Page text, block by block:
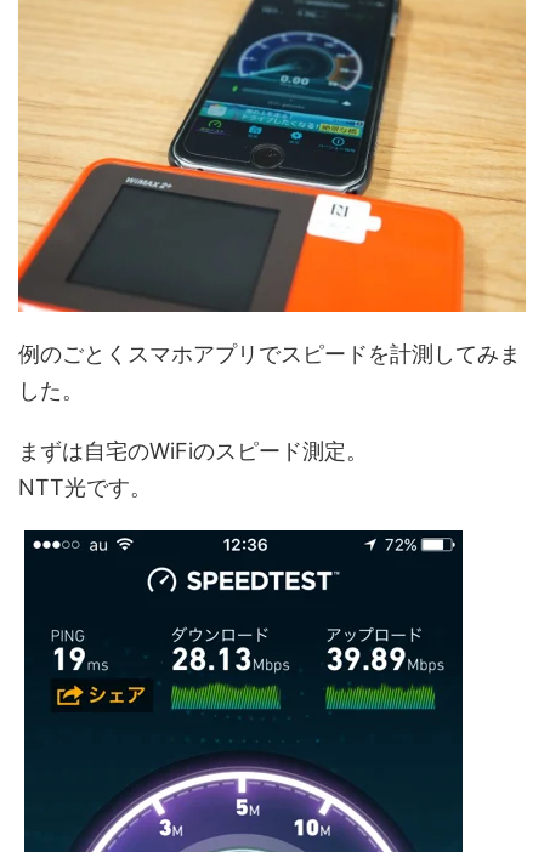
例のごとくスマホアプリでスピードを計測してみま
した。
まずは自宅のWiFiのスピード測定。
NTT光です。